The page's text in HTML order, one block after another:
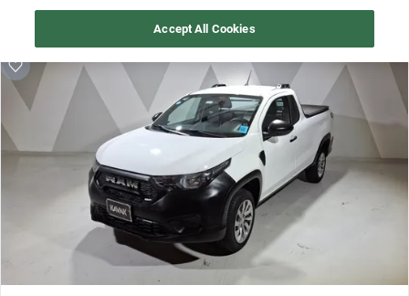
Busca por modelo
Busca por año
Accept All Cookies